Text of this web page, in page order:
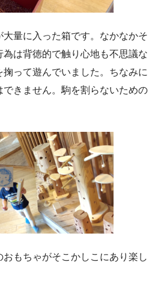
量に入った箱です。なかなかそ
は背徳的で触り心地も不思議な
って遊んでいました。ちなみに
できません。駒を割らないための
もちゃがそこかしこにあり楽し